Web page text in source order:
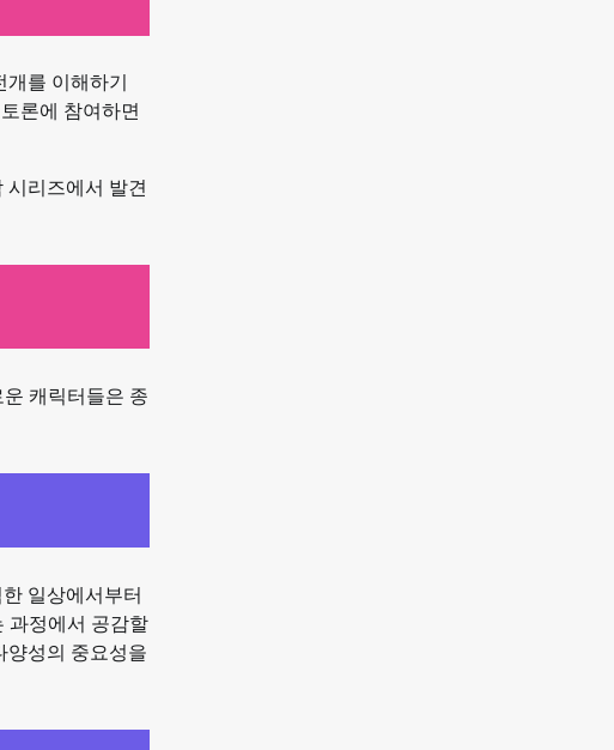
를 이해하기
론에 참여하면
시리즈에서 발견
캐릭터들은 종
일상에서부터
과정에서 공감할
양성의 중요성을